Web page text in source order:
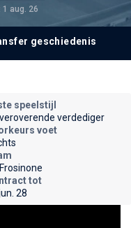
aug. 26
geschiedenis
speelstijl
verdediger
voet
Frosinone
tot
28